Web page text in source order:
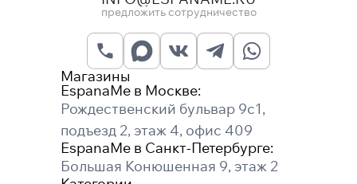
Магазины
EspanaMe в Москве:
Рождественский бульвар 9с1,
подъезд 2, этаж 4, офис 409
EspanaMe в Санкт-Петербурге:
Большая Конюшенная 9, этаж 2
предложить сотрудничество